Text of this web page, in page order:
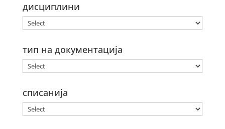
дисциплини
тип на документација
списанија